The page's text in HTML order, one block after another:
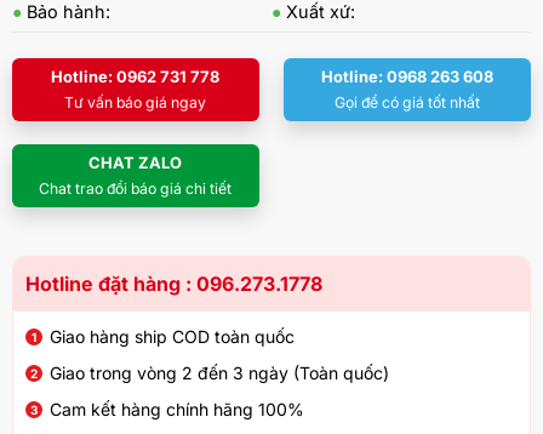
● Bảo hành: ● Xuất xứ:
Hotline: 0962 731 778
Tư vấn báo giá ngay
Hotline: 0968 263 608
Gọi để có giá tốt nhất
CHAT ZALO
Chat trao đổi báo giá chi tiết
Hotline đặt hàng : 096.273.1778
Giao hàng ship COD toàn quốc
Giao trong vòng 2 đến 3 ngày (Toàn quốc)
Cam kết hàng chính hãng 100%